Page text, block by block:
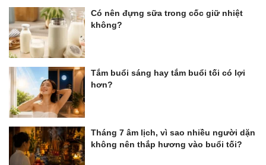
Có nên đựng sữa trong cốc giữ nhiệt
không?
Tắm buổi sáng hay tắm buổi tối có lợi
hơn?
Tháng 7 âm lịch, vì sao nhiều người dặn
không nên thắp hương vào buổi tối?